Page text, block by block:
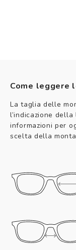
Come leggere
La taglia delle
l’indicazione
informazioni per
scelta della